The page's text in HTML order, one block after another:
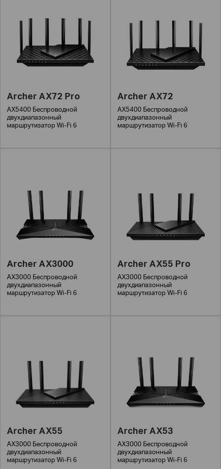
Archer AX72 Pro
AX5400 Беспроводной
двухдиапазонный
маршрутизатор Wi-Fi 6
Archer AX72
AX5400 Беспроводной
двухдиапазонный
маршрутизатор Wi-Fi 6
Archer AX3000
AX3000 Беспроводной
двухдиапазонный
маршрутизатор Wi-Fi 6
Archer AX55 Pro
AX3000 Беспроводной
двухдиапазонный
маршрутизатор Wi-Fi 6
Archer AX55
AX3000 Беспроводной
двухдиапазонный
маршрутизатор Wi-Fi 6
Archer AX53
AX3000 Беспроводной
двухдиапазонный
маршрутизатор Wi-Fi 6